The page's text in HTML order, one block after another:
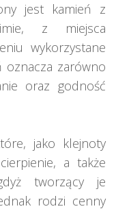
jest kamień z
z miejsca
wykorzystane
oznacza zarówno
oraz godność
jako klejnoty
a także
tworzący je
rodzi cenny